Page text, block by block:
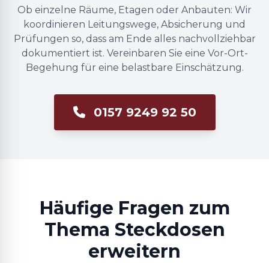
Ob einzelne Räume, Etagen oder Anbauten: Wir
koordinieren Leitungswege, Absicherung und
Prüfungen so, dass am Ende alles nachvollziehbar
dokumentiert ist. Vereinbaren Sie eine Vor-Ort-
Begehung für eine belastbare Einschätzung.
0157 9249 92 50
Häufige Fragen zum
Thema Steckdosen
erweitern